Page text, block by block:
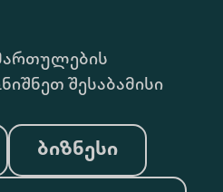
შესაბამისი
ბიზნესი